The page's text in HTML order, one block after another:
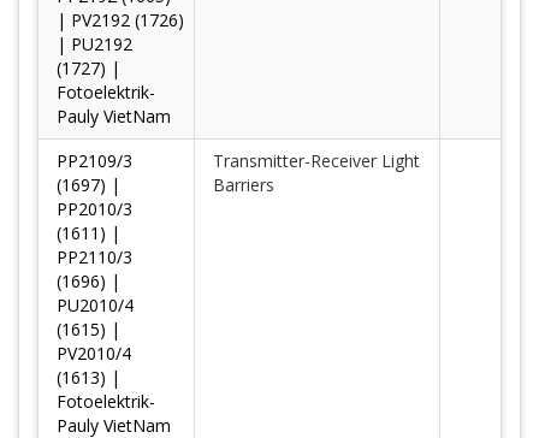
| PV2192 (1726)
| PU2192
(1727) |
Fotoelektrik-
Pauly VietNam
PP2109/3
(1697) |
PP2010/3
(1611) |
PP2110/3
(1696) |
PU2010/4
(1615) |
PV2010/4
(1613) |
Fotoelektrik-
Pauly VietNam
Transmitter-Receiver Light
Barriers